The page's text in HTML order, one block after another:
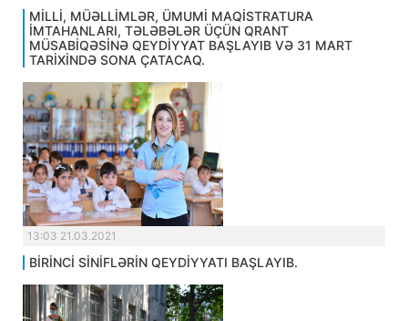
MİLLİ, MÜƏLLİMLƏR, ÜMUMİ MAQİSTRATURA
İMTAHANLARI, TƏLƏBƏLƏR ÜÇÜN QRANT
MÜSABİQƏSİNƏ QEYDİYYAT BAŞLAYIB VƏ 31 MART
TARİXİNDƏ SONA ÇATACAQ.
13:03 21.03.2021
BİRİNCİ SİNİFLƏRİN QEYDİYYATI BAŞLAYIB.